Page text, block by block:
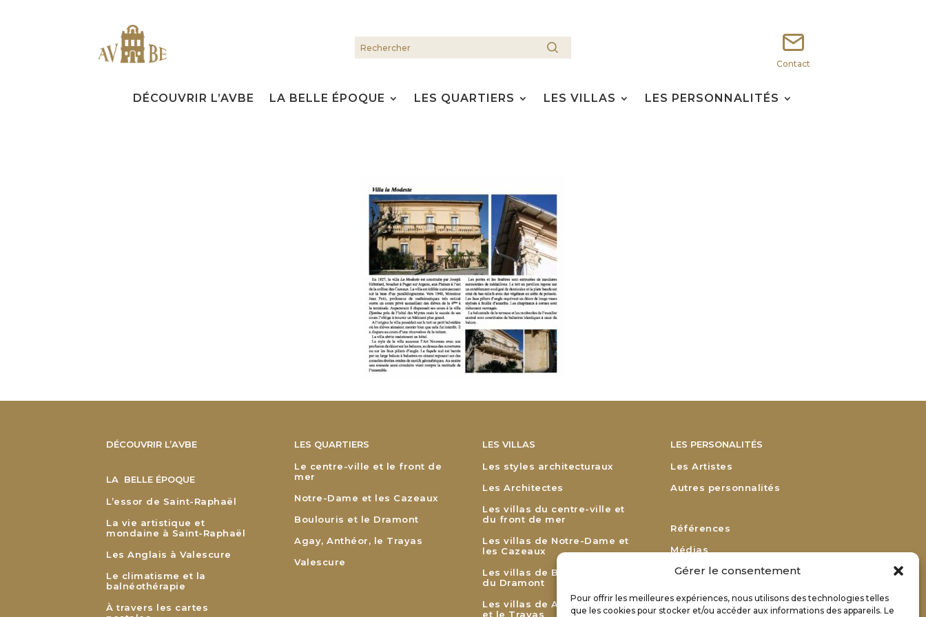
Gérer le consentement
Pour offrir les meilleures expériences, nous utilisons des technologies telles
que les cookies pour stocker et/ou accéder aux informations des appareils. Le
Contact
DÉCOUVRIR L’AVBE LA BELLE ÉPOQUE LES QUARTIERS LES VILLAS LES PERSONNALITÉS
DÉCOUVRIR L’AVBE
LA BELLE ÉPOQUE
L’essor de Saint-Raphaël
La vie artistique et
mondaine à Saint-Raphaël
Les Anglais à Valescure
Le climatisme et la
balnéothérapie
À travers les cartes
LES QUARTIERS
Le centre-ville et le front de
mer
Notre-Dame et les Cazeaux
Boulouris et le Dramont
Agay, Anthéor, le Trayas
Valescure
LES VILLAS
Les styles architecturaux
Les Architectes
Les villas du centre-ville et
du front de mer
Les villas de Notre-Dame et
les Cazeaux
Les villas de Boulouris et
du Dramont
Les villas de Agay, Anthéor
et le Trayas
LES PERSONALITÉS
Les Artistes
Autres personnalités
Références
Médias
Remerciements
Bulletin d’adhésion
Bulletin de renouvellement